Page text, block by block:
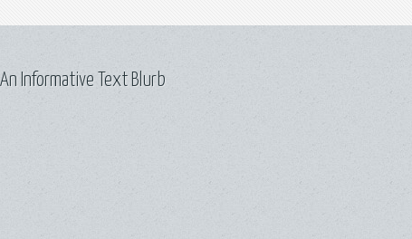
An Informative Text Blurb